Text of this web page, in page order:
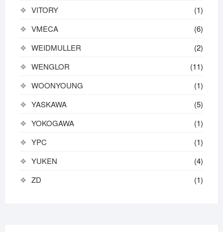
VITORY
(1)
VMECA
(6)
WEIDMULLER
(2)
WENGLOR
(11)
WOONYOUNG
(1)
YASKAWA
(5)
YOKOGAWA
(1)
YPC
(1)
YUKEN
(4)
ZD
(1)